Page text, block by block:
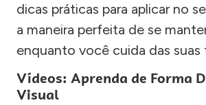
dicas práticas para aplicar no
a maneira perfeita de se
enquanto você cuida das suas
Vídeos: Aprenda de Forma
Visual